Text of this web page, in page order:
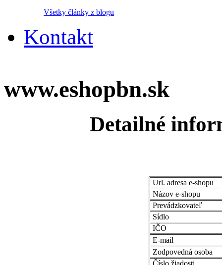
Všetky články z blogu
Kontakt
www.eshopbn.sk
Detailné
Url. adresa e-shopu
Názov e-shopu
Prevádzkovateľ
Sídlo
IČO
E-mail
Zodpovedná osoba